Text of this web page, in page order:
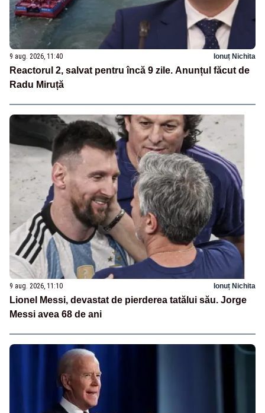
9 aug. 2026, 11:40 Ionuț Nichita
Reactorul 2, salvat pentru încă 9 zile. Anunțul făcut de
Radu Miruță
9 aug. 2026, 11:10 Ionuț Nichita
Lionel Messi, devastat de pierderea tatălui său. Jorge
Messi avea 68 de ani